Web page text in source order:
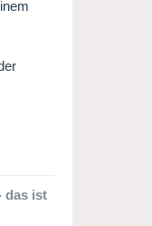
das ist